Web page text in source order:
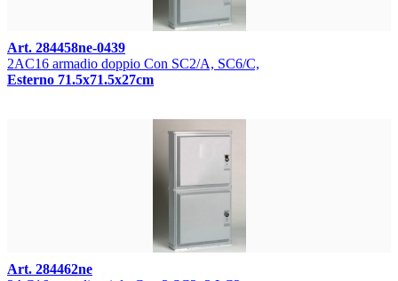
Art. 284458ne-0439
2AC16 armadio doppio Con SC2/A, SC6/C,
Esterno 71.5x71.5x27cm
Art. 284462ne